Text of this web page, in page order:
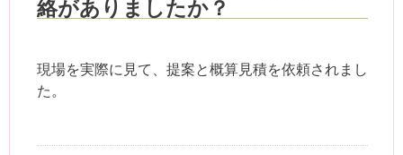
絡がありましたか？
現場を実際に見て、提案と概算見積を依頼されまし
た。